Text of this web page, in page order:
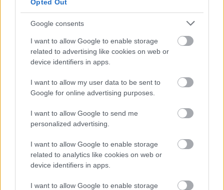
Opted Out
Google consents
I want to allow Google to enable storage
related to advertising like cookies on web or
device identifiers in apps.
I want to allow my user data to be sent to
Google for online advertising purposes.
I want to allow Google to send me
personalized advertising.
I want to allow Google to enable storage
related to analytics like cookies on web or
device identifiers in apps.
I want to allow Google to enable storage
Szponzorált Tartalom•2016. február 15.
Ma este nyolctól indul az HBO új, sajátgyártású
sorozata, a Mick Jagger és Martin Scorsese